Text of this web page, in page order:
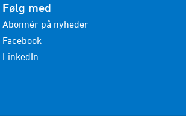
Følg med
Abonnér på nyheder
Facebook
LinkedIn